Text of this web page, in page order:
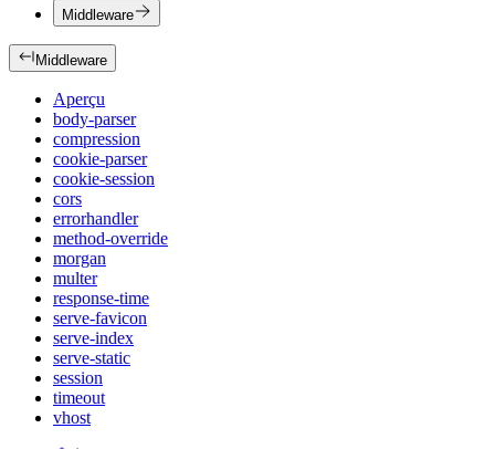
Middleware
Middleware
Aperçu
body-parser
compression
cookie-parser
cookie-session
cors
errorhandler
method-override
morgan
multer
response-time
serve-favicon
serve-index
serve-static
session
timeout
vhost